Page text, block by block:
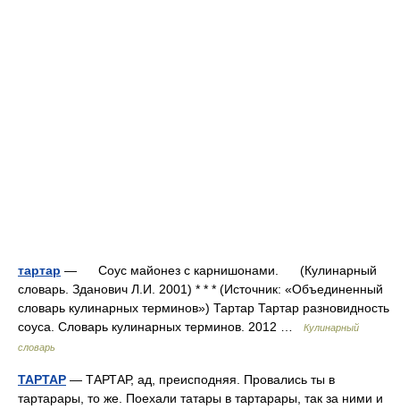
тартар — Соус майонез с карнишонами. (Кулинарный
словарь. Зданович Л.И. 2001) * * * (Источник: «Объединенный
словарь кулинарных терминов») Тартар Тартар разновидность
соуса. Словарь кулинарных терминов. 2012 …
Кулинарный
словарь
ТАРТАР — ТАРТАР, ад, преисподняя. Провались ты в
тартарары, то же. Поехали татары в тартарары, так за ними и